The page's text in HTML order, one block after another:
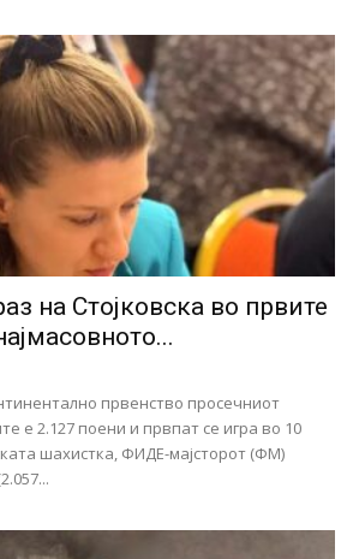
на Стојковска во првите
првенство просечниот
е 2.127 поени и првпат се игра во 10
шахистка, ФИДЕ-мајсторот (ФМ)